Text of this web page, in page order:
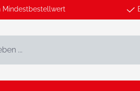
Mindestbestellwert